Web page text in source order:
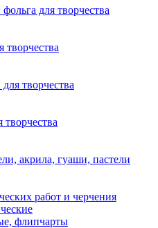
для творчества
творчества
творчества
акрила, гуаши, пастели
работ и черчения
флипчарты